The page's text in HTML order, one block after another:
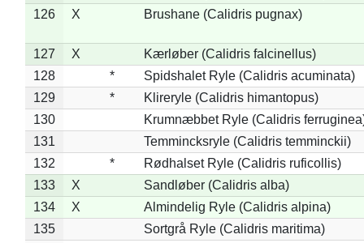
126
X Brushane (Calidris pugnax)
127 X
Kærløber (Calidris falcinellus)
128
*
Spidshalet Ryle (Calidris acuminata)
129
*
Klireryle (Calidris himantopus)
130
Krumnæbbet Ryle (Calidris
131
Temmincksryle (Calidris temminckii)
132
*
Rødhalset Ryle (Calidris ruficollis)
133
X
Sandløber (Calidris alba)
134
X
Almindelig Ryle (Calidris alpina)
135
Sortgrå Ryle (Calidris maritima)